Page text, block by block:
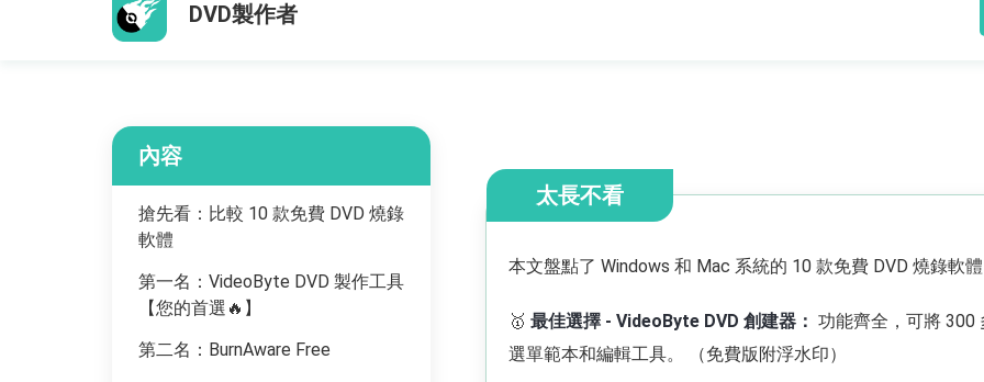
DVD製作者
內容
搶先看：比較 10 款免費 DVD 燒錄
軟體
第一名：VideoByte DVD 製作工具
【您的首選🔥】
第二名：BurnAware Free
太長不看
本文盤點了 Windows 和 Mac 系統的 10 款免費 DVD 燒錄軟
🥇 最佳選擇 - VideoByte DVD 創建器： 功能齊全，可將 300
選單範本和編輯工具。 （免費版附浮水印）